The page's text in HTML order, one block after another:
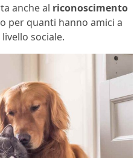
anche al riconoscimento
per quanti hanno amici a
sociale.